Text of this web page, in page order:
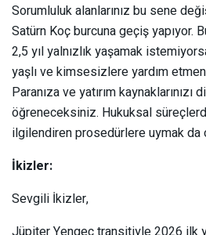
Sorumluluk alanlarınız bu sene
Satürn Koç burcuna geçiş yapıyor.
2,5 yıl yalnızlık yaşamak
yaşlı ve kimsesizlere yardım
Paranıza ve yatırım kaynaklarınızı
öğreneceksiniz. Hukuksal
ilgilendiren prosedürlere uymak da
İkizler:
Sevgili İkizler,